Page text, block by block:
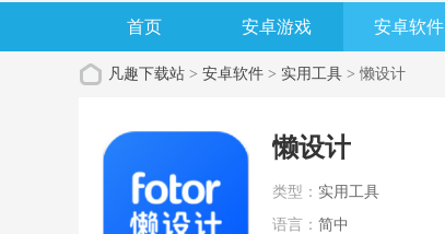
首页 安卓游戏 安卓软件
凡趣下载站 > 安卓软件 > 实用工具 > 懒设计
懒设计
类型： 实用工具
语言： 简中